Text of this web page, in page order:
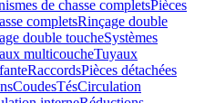
de chasse completsPièces
completsRinçage double
double toucheSystèmes
multicoucheTuyaux
RaccordsPièces détachées
CoudesTésCirculation